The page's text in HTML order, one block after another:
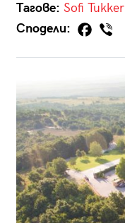
Тагове: Sofi Tukker
Сподели: